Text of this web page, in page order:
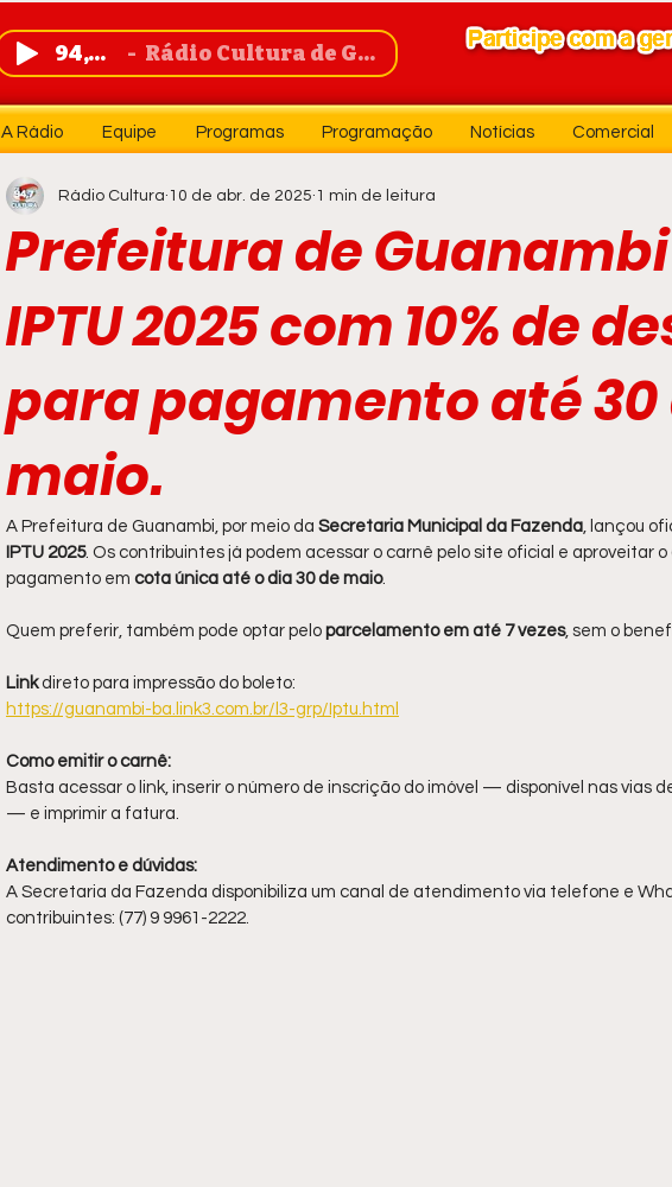
94,7 FM Rádio Cultura de Guanambi
A Rádio Equipe Programas Programação Notícias Comercial
Prefeitura de
IPTU 2025 com 10% de
para pagamento até 30
maio.
Rádio Cultura 10 de abr. de 2025 1 min de leitura
A Prefeitura de Guanambi, por meio da Secretaria Municipal da Fazenda, lançou
IPTU 2025. Os contribuintes já podem acessar o carnê pelo site oficial e aproveitar o
pagamento em cota única até o dia 30 de maio.
Quem preferir, também pode optar pelo parcelamento em até 7 vezes, sem o
Link direto para impressão do boleto:
https://guanambi-ba.link3.com.br/l3-grp/Iptu.html
Como emitir o carnê:
Basta acessar o link, inserir o número de inscrição do imóvel — disponível nas vias
— e imprimir a fatura.
Atendimento e dúvidas:
A Secretaria da Fazenda disponibiliza um canal de atendimento via telefone e
contribuintes: (77) 9 9961-2222.